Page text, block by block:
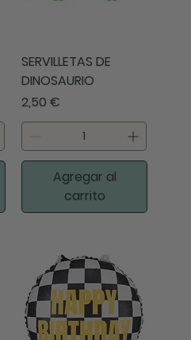
SERVILLETAS DE
DINOSAURIO
Precio
2,50 €
Agregar al
carrito